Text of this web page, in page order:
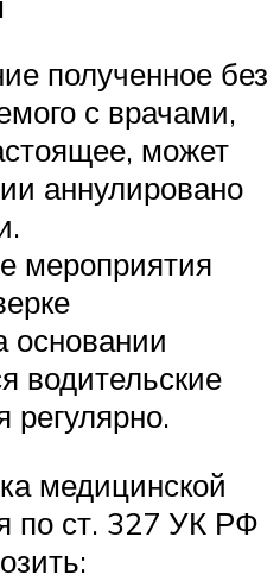
полученное без
с врачами,
может
аннулировано
мероприятия
основании
водительские
регулярно.
медицинской
по ст. 327 УК РФ